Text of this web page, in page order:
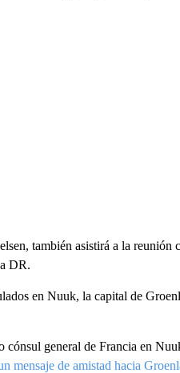
también asistirá a la reunión
DR.
en Nuuk, la capital de
general de Francia en
mensaje de amistad hacia